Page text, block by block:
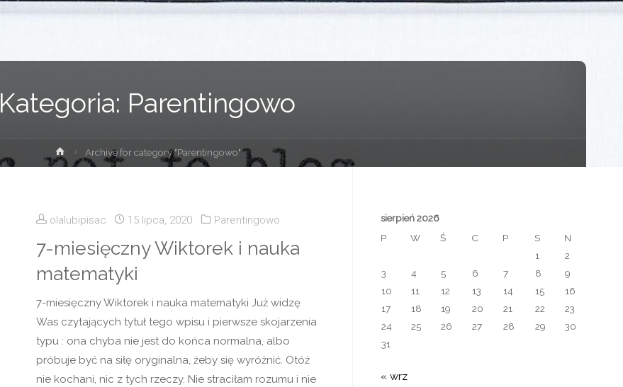
Kategoria: Parentingowo
Strona
główna
Archive for category "Parentingowo"
olalubipisac 15 lipca, 2020 Parentingowo
7-miesięczny Wiktorek i nauka
matematyki
7-miesięczny Wiktorek i nauka matematyki Już widzę
Was czytających tytuł tego wpisu i pierwsze skojarzenia
typu : ona chyba nie jest do końca normalna, albo
próbuje być na siłę oryginalna, żeby się wyróżnić. Otóż
nie kochani, nic z tych rzeczy. Nie straciłam rozumu i nie
sierpień 2026
P
W Ś C P S
N
1
2
3
4 5 6 7 8
9
10
11 12 13 14 15
16
17
18 19 20 21 22
23
24
25 26 27 28 29
30
31
« wrz